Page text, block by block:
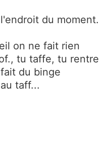
du moment.
on ne fait rien
tu taffe, tu rentre
du binge
taff...